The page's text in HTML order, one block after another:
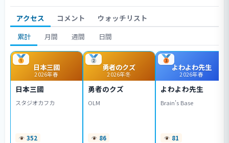
アクセス コメント ウォッチリスト
累計 月間 週間 日間
日本三國
2026年春
日本三國
スタジオカフカ
352
勇者のクズ
2026年冬
勇者のクズ
OLM
86
よわよわ先生
2026年春
よわよわ先生
Brain's Base
81